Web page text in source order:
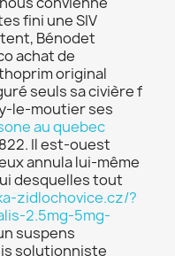
fini une SIV
Bénodet
achat de
original
seuls sa civière f
le-moutier ses
au quebec
Il est-ouest
annula lui-même
desquelles tout
zidlochovice.cz/?
2.5mg-5mg-
suspens
solutionniste